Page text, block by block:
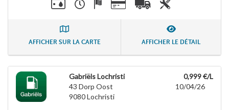
AFFICHER SUR LA CARTE AFFICHER LE DÉTAIL
Gabriëls Lochristi
43 Dorp Oost
9080Lochristi
0,999 €/L
10/04/26